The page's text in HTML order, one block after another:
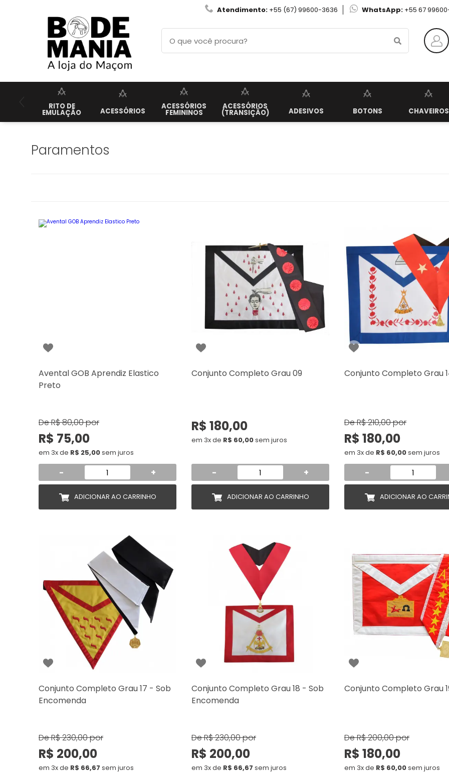
Atendimento: +55 (67) 99600-3636 WhatsApp: +55 67
RITO DE
EMULAÇÃO ACESSÓRIOS
ACESSÓRIOS
FEMININOS
ACESSÓRIOS
(TRANSIÇÃO) ADESIVOS BOTONS CHAVEIROS
Paramentos
Avental GOB Aprendiz Elastico
Preto
DeR$ 80,00por
R$ 75,00
em 3x de R$ 25,00sem juros
- +
ADICIONAR AO CARRINHO
Conjunto Completo Grau 09
R$ 180,00
em 3x de R$ 60,00sem juros
- +
ADICIONAR AO CARRINHO
Conjunto Completo Grau
DeR$ 210,00por
R$ 180,00
em 3x de R$ 60,00sem juros
-
ADICIONAR AO
Conjunto Completo Grau 17 - Sob
Encomenda
DeR$ 230,00por
R$ 200,00
em 3x de R$ 66,67 sem juros
Conjunto Completo Grau 18 - Sob
Encomenda
DeR$ 230,00por
R$ 200,00
em 3x de R$ 66,67 sem juros
Conjunto Completo Grau
DeR$ 200,00por
R$ 180,00
em 3x de R$ 60,00sem juros